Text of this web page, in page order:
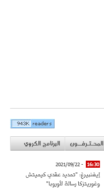
المحـتـرفــون البرنامج الكروي
16:30
- 2021/09/22
إيفنبيرغ: "تمديد عقدي كيميتش
وغوريتزكا رسالة لأوروبا"